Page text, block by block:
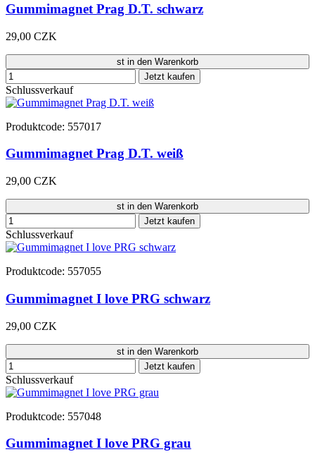
Gummimagnet Prag D.T. schwarz
29,00 CZK
st in den Warenkorb
Jetzt kaufen
Schlussverkauf
Produktcode: 557017
Gummimagnet Prag D.T. weiß
29,00 CZK
st in den Warenkorb
Jetzt kaufen
Schlussverkauf
Produktcode: 557055
Gummimagnet I love PRG schwarz
29,00 CZK
st in den Warenkorb
Jetzt kaufen
Schlussverkauf
Produktcode: 557048
Gummimagnet I love PRG grau